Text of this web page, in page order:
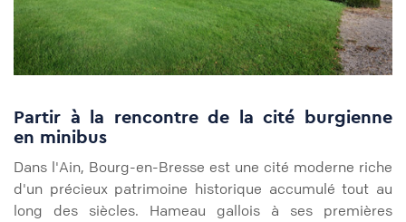
Partir à la rencontre de la cité burgienne
en minibus
Dans l'Ain, Bourg-en-Bresse est une cité moderne riche
d'un précieux patrimoine historique accumulé tout au
long des siècles. Hameau gallois à ses premières